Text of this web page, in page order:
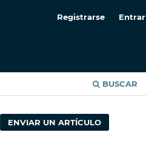
BUSCAR
Registrarse Entrar
ENVIAR UN ARTÍCULO